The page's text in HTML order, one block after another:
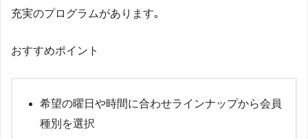
充実のプログラムがあります｡
おすすめポイント
希望の曜日や時間に合わせラインナップから会員
種別を選択